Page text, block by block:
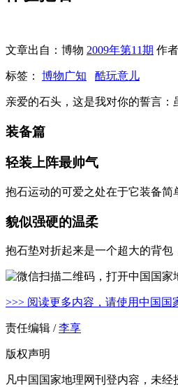
文章出自：博物 2009年第11期 作
标签： 博物广知 酷玩意儿
亲爱的石头，这是我对你的誓言
装备篇
轻装上阵最帅气
抱石运动的可爱之处在于它装备简
貌似强硬的温柔
抱石垫对折起来是一个超大的背包
>>> 阅读更多内容，请使用中国国
责任编辑 /李享
版权声明
凡中国国家地理网刊登内容，未经